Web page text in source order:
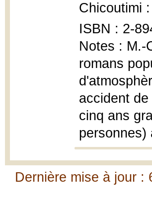
Chicoutimi
ISBN : 2-
Notes : M.-
romans
accident
cinq ans
personnes)
Dernière mise à jour :